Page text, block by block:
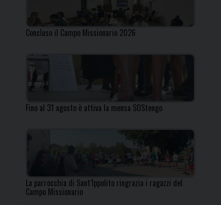
Concluso il Campo Missionario 2026
Fino al 31 agosto è attiva la mensa SOStengo
La parrocchia di Sant’Ippolito ringrazia i ragazzi del
Campo Missionario